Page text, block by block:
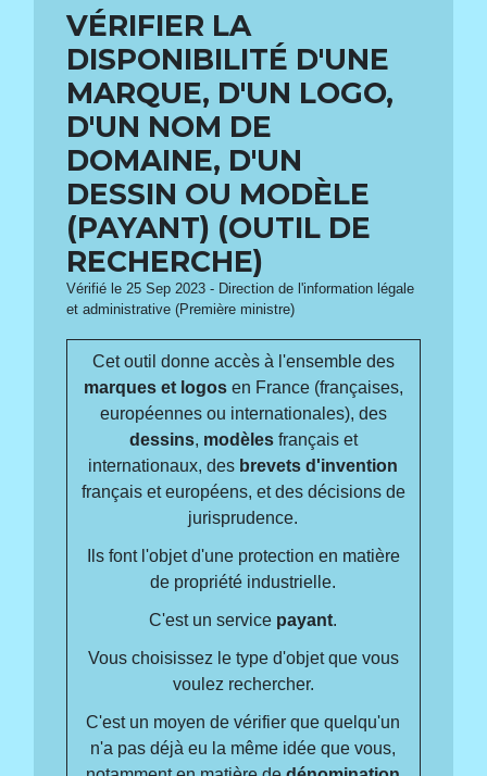
VÉRIFIER LA
DISPONIBILITÉ D'UNE
MARQUE, D'UN LOGO,
D'UN NOM DE
DOMAINE, D'UN
DESSIN OU MODÈLE
(PAYANT) (OUTIL DE
RECHERCHE)
Vérifié le 25 Sep 2023 - Direction de l'information légale
et administrative (Première ministre)
Cet outil donne accès à l'ensemble des
marques et logosen France (françaises,
européennes ou internationales), des
dessins, modèlesfrançais et
internationaux, des brevets d'invention
français et européens, et des décisions de
jurisprudence.
Ils font l'objet d'une protection en matière
de propriété industrielle.
C'est un service payant.
Vous choisissez le type d'objet que vous
voulez rechercher.
C'est un moyen de vérifier que quelqu'un
n'a pas déjà eu la même idée que vous,